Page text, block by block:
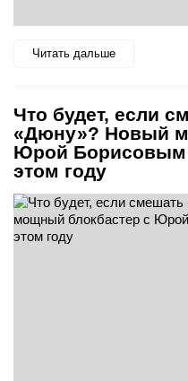
Читать дальше
Что будет, если
«Дюну»? Новый
Юрой Борисовым
этом году